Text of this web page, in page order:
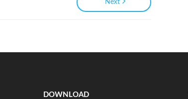
Next
DOWNLOAD